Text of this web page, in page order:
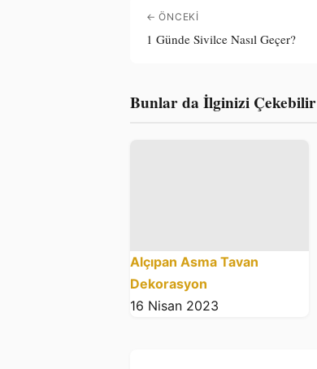
← ÖNCEKI
1 Günde Sivilce Nasıl Geçer?
Bunlar da İlginizi Çekebilir
Alçıpan Asma Tavan
Dekorasyon
16 Nisan 2023